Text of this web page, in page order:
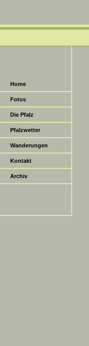
Home
Fotos
Die Pfalz
Pfalzwetter
Wanderungen
Kontakt
Archiv